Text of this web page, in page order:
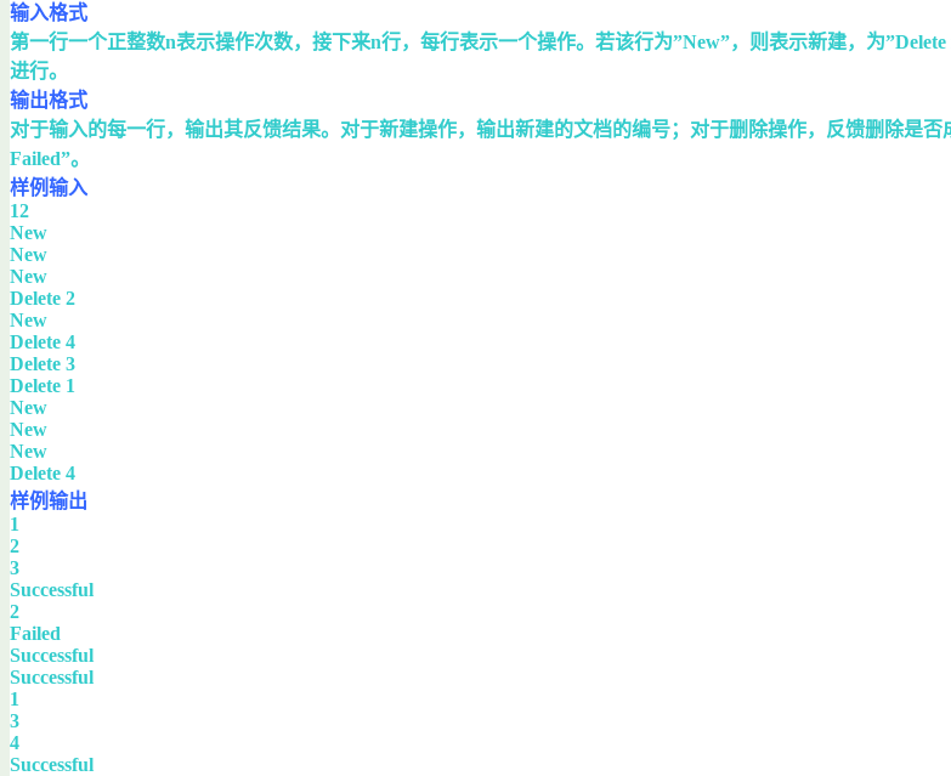
输入格式
第一行一个正整数n表示操作次数，接下来n行，每行表示一个操作。若该行为”New”，则表示新建，为
进行。
输出格式
对于输入的每一行，输出其反馈结果。对于新建操作，输出新建的文档的编号；对于删除操作，反馈删除是
Failed”。
样例输入
12
New
New
New
Delete 2
New
Delete 4
Delete 3
Delete 1
New
New
New
Delete 4
样例输出
1
2
3
Successful
2
Failed
Successful
Successful
1
3
4
Successful